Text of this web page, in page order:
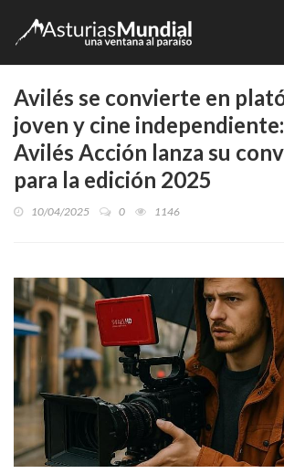
Avilés se convierte en
joven y cine
Avilés Acción lanza su
para la edición 2025
10/04/2025 0 1146